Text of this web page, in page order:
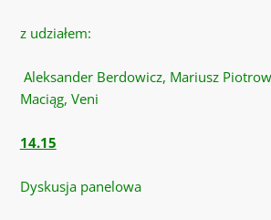
z udziałem:
Aleksander Berdowicz, Mariusz
Maciąg, Veni
14.15
Dyskusja panelowa